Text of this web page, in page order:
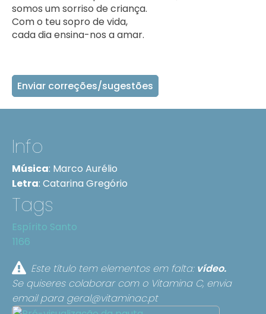
somos um sorriso de criança.
Com o teu sopro de vida,
cada dia ensina-nos a amar.
Enviar correções/sugestões
Info
Música: Marco Aurélio
Letra: Catarina Gregório
Tags
Espírito Santo
1166
Este título tem elementos em falta: vídeo.
Se quiseres colaborar com o Vitamina C, envia
email para geral@vitaminac.pt